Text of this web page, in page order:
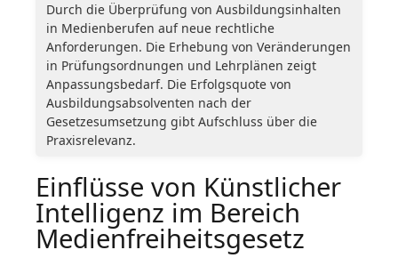
Durch die Überprüfung von Ausbildungsinhalten
in Medienberufen auf neue rechtliche
Anforderungen. Die Erhebung von Veränderungen
in Prüfungsordnungen und Lehrplänen zeigt
Anpassungsbedarf. Die Erfolgsquote von
Ausbildungsabsolventen nach der
Gesetzesumsetzung gibt Aufschluss über die
Praxisrelevanz.
Einflüsse von Künstlicher
Intelligenz im Bereich
Medienfreiheitsgesetz